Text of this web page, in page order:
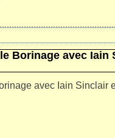
Borinage avec